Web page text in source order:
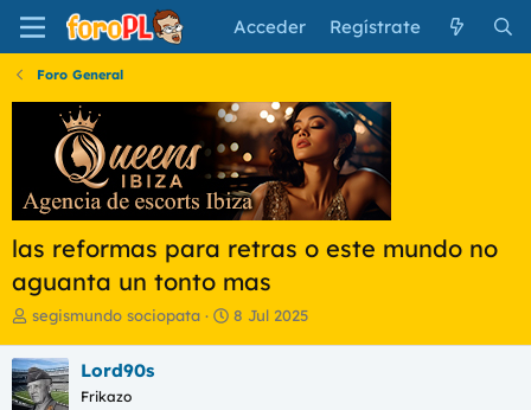
Acceder Regístrate
Foro General
las reformas para retras o este mundo no
aguanta un tonto mas
I
i
c
i
segismundo sociopata
F
8 Jul 2025
Lord90s
Frikazo